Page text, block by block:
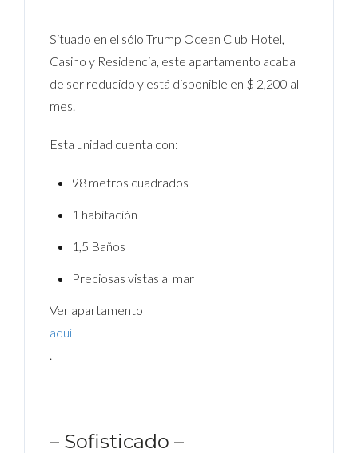
Situado en el sólo Trump Ocean Club Hotel,
Casino y Residencia, este apartamento acaba
de ser reducido y está disponible en $ 2,200 al
mes.
Esta unidad cuenta con:
98 metros cuadrados
1 habitación
1,5 Baños
Preciosas vistas al mar
Ver apartamento
aquí
.
– Sofisticado –